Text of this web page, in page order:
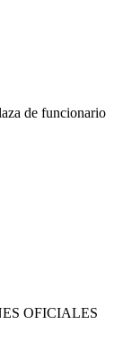
de funcionario
OFICIALES